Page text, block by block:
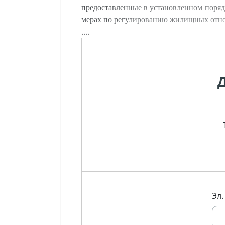
предоставленные в установленном
мерах по регулированию жилищных
....
Эл.